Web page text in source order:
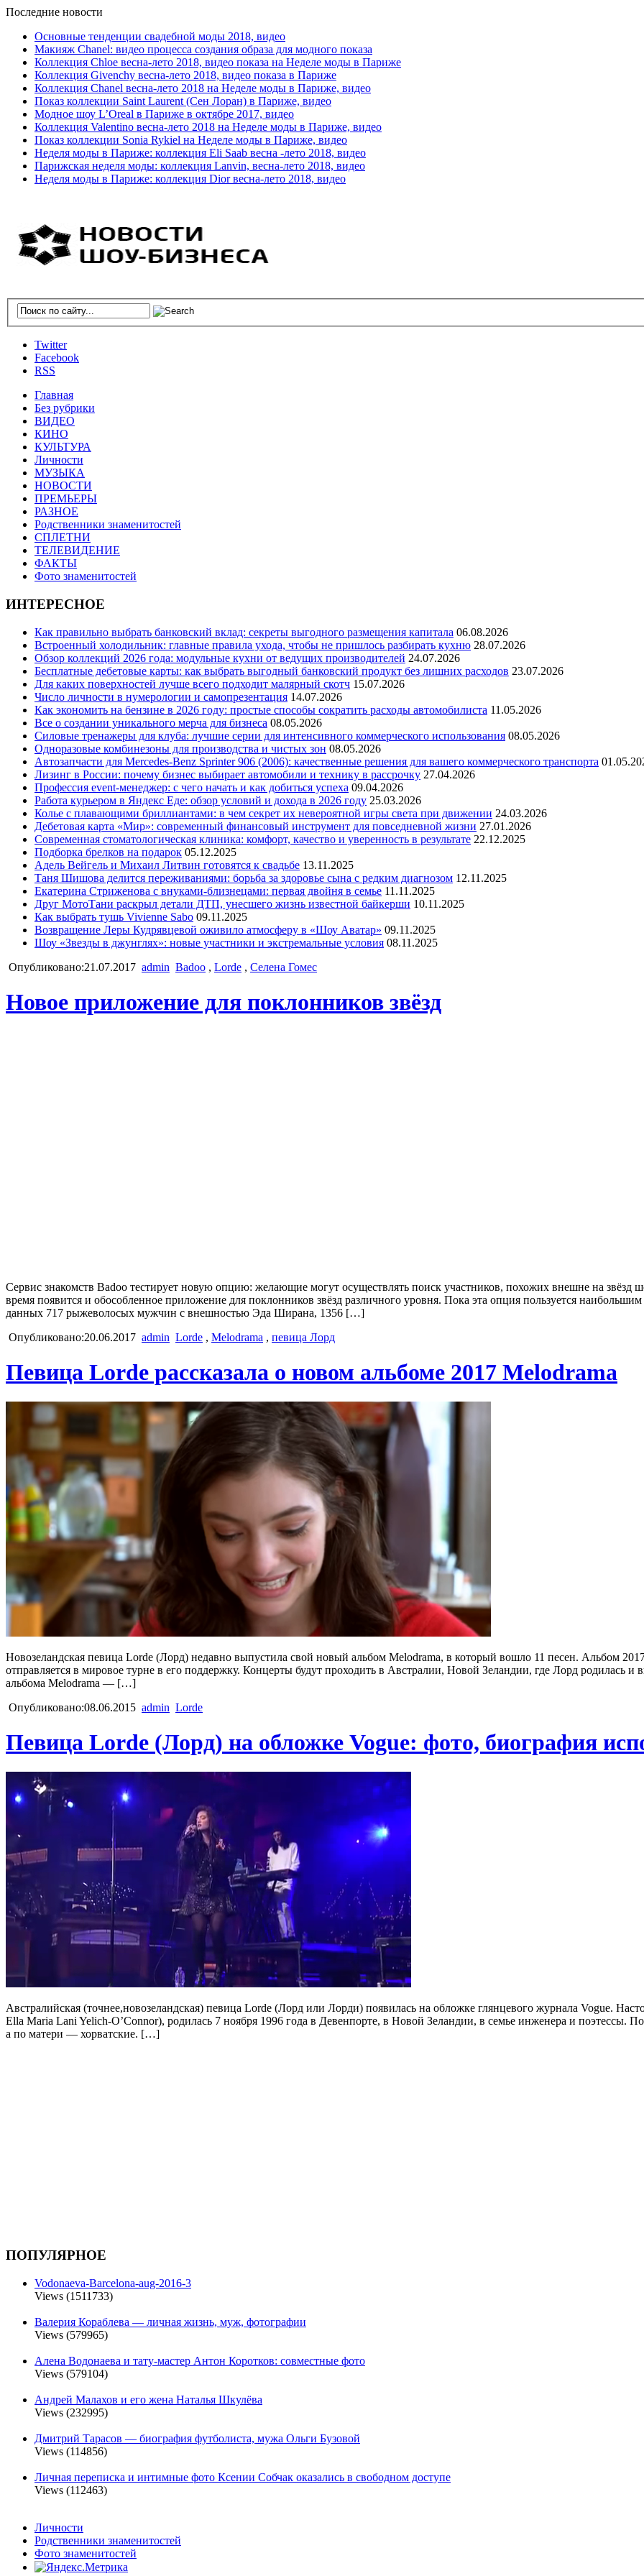
Последние новости
Основные тенденции свадебной моды 2018, видео
Макияж Chanel: видео процесса создания образа для модного показа
Коллекция Chloe весна-лето 2018, видео показа на Неделе моды в Париже
Коллекция Givenchy весна-лето 2018, видео показа в Париже
Коллекция Chanel весна-лето 2018 на Неделе моды в Париже, видео
Показ коллекции Saint Laurent (Сен Лоран) в Париже, видео
Модное шоу L’Oreal в Париже в октябре 2017, видео
Коллекция Valentino весна-лето 2018 на Неделе моды в Париже, видео
Показ коллекции Sonia Rykiel на Неделе моды в Париже, видео
Неделя моды в Париже: коллекция Eli Saab весна -лето 2018, видео
Парижская неделя моды: коллекция Lanvin, весна-лето 2018, видео
Неделя моды в Париже: коллекция Dior весна-лето 2018, видео
Twitter
Facebook
RSS
Главная
Без рубрики
ВИДЕО
КИНО
КУЛЬТУРА
Личности
МУЗЫКА
НОВОСТИ
ПРЕМЬЕРЫ
РАЗНОЕ
Родственники знаменитостей
СПЛЕТНИ
ТЕЛЕВИДЕНИЕ
ФАКТЫ
Фото знаменитостей
ИНТЕРЕСНОЕ
Как правильно выбрать банковский вклад: секреты выгодного размещения капитала 06.08.2026
Встроенный холодильник: главные правила ухода, чтобы не пришлось разбирать кухню 28.07.2026
Обзор коллекций 2026 года: модульные кухни от ведущих производителей 24.07.2026
Бесплатные дебетовые карты: как выбрать выгодный банковский продукт без лишних расходов 23.07.2026
Для каких поверхностей лучше всего подходит малярный скотч 15.07.2026
Число личности в нумерологии и самопрезентация 14.07.2026
Как экономить на бензине в 2026 году: простые способы сократить расходы автомобилиста 11.05.2026
Все о создании уникального мерча для бизнеса 08.05.2026
Силовые тренажеры для клуба: лучшие серии для интенсивного коммерческого использования 08.05.2026
Одноразовые комбинезоны для производства и чистых зон 08.05.2026
Автозапчасти для Mercedes-Benz Sprinter 906 (2006): качественные решения для вашего коммерческого транспорта
Лизинг в России: почему бизнес выбирает автомобили и технику в рассрочку 27.04.2026
Профессия event-менеджер: с чего начать и как добиться успеха 09.04.2026
Работа курьером в Яндекс Еде: обзор условий и дохода в 2026 году 25.03.2026
Колье с плавающими бриллиантами: в чем секрет их невероятной игры света при движении 24.03.2026
Дебетовая карта «Мир»: современный финансовый инструмент для повседневной жизни 27.01.2026
Современная стоматологическая клиника: комфорт, качество и уверенность в результате 22.12.2025
Подборка брелков на подарок 05.12.2025
Адель Вейгель и Михаил Литвин готовятся к свадьбе 13.11.2025
Таня Шишова делится переживаниями: борьба за здоровье сына с редким диагнозом 12.11.2025
Екатерина Стриженова с внуками-близнецами: первая двойня в семье 11.11.2025
Друг МотоТани раскрыл детали ДТП, унесшего жизнь известной байкерши 10.11.2025
Как выбрать тушь Vivienne Sabo 09.11.2025
Возвращение Леры Кудрявцевой оживило атмосферу в «Шоу Аватар» 09.11.2025
Шоу «Звезды в джунглях»: новые участники и экстремальные условия 08.11.2025
Опубликовано:21.07.2017 admin Badoo , Lorde , Селена Гомес
Новое приложение для поклонников звёзд
Сервис знакомств Badoo тестирует новую опцию: желающие могут осуществлять поиск участников, похожих внешне на звёзд
время появится и обособленное приложение для поклонников звёзд различного уровня. Пока эта опция пользуется
данных 717 рыжеволосых мужчин с внешностью Эда Ширана, 1356 […]
Опубликовано:20.06.2017 admin Lorde , Melodrama , певица Лорд
Певица Lorde рассказала о новом альбоме 2017 Melodrama
Новозеландская певица Lorde (Лорд) недавно выпустила свой новый альбом Melodrama, в который вошло 11 песен. Альбом
отправляется в мировое турне в его поддержку. Концерты будут проходить в Австралии, Новой Зеландии, где Лорд родилась
альбома Melodrama — […]
Опубликовано:08.06.2015 admin Lorde
Певица Lorde (Лорд) на обложке Vogue: фото, биография
Австралийская (точнее,новозеландская) певица Lorde (Лорд или Лорди) появилась на обложке глянцевого журнала Vogue.
Ella Maria Lani Yelich-O’Connor), родилась 7 ноября 1996 года в Девенпорте, в Новой Зеландии, в семье инженера и поэтессы.
а по матери — хорватские. […]
ПОПУЛЯРНОЕ
Vodonaeva-Barcelona-aug-2016-3
Views (1511733)
Валерия Кораблева — личная жизнь, муж, фотографии
Views (579965)
Алена Водонаева и тату-мастер Антон Коротков: совместные фото
Views (579104)
Андрей Малахов и его жена Наталья Шкулёва
Views (232995)
Дмитрий Тарасов — биография футболиста, мужа Ольги Бузовой
Views (114856)
Личная переписка и интимные фото Ксении Собчак оказались в свободном доступе
Views (112463)
Личности
Родственники знаменитостей
Фото знаменитостей